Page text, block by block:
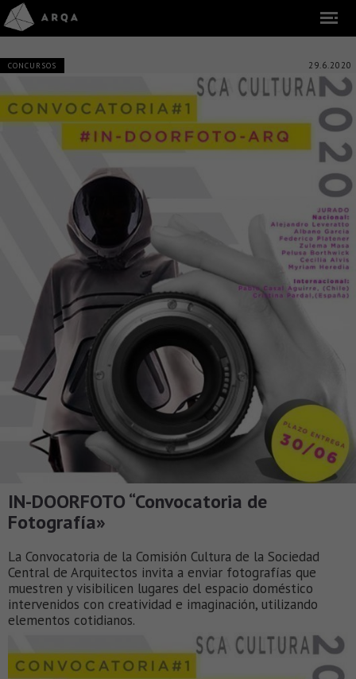
CONCURSOS 29.6.2020
IN-DOORFOTO “Convocatoria de
Fotografía»
La Convocatoria de la Comisión Cultura de la Sociedad
Central de Arquitectos invita a enviar fotografías que
muestren y visibilicen lugares del espacio doméstico
intervenidos con creatividad e imaginación, utilizando
elementos cotidianos.